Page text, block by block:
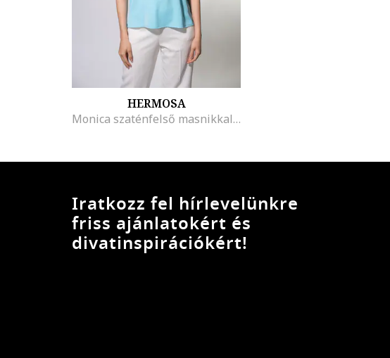
HERMOSA
Monica szaténfelső masnikkal, Jégkék
Iratkozz fel hírlevelünkre
friss ajánlatokért és
divatinspirációkért!